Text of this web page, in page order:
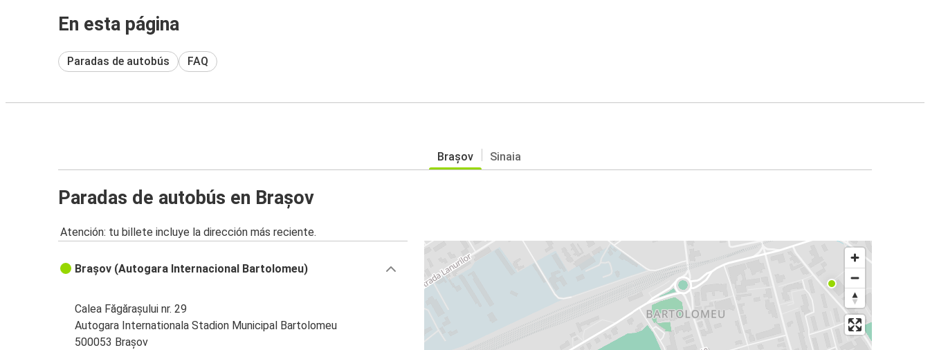
En esta página
Paradas de autobús FAQ
Brașov Sinaia
Paradas de autobús en Brașov
Atención: tu billete incluye la dirección más reciente.
Brașov (Autogara Internacional Bartolomeu)
Calea Făgărașului nr. 29
Autogara Internationala Stadion Municipal Bartolomeu
500053 Brașov